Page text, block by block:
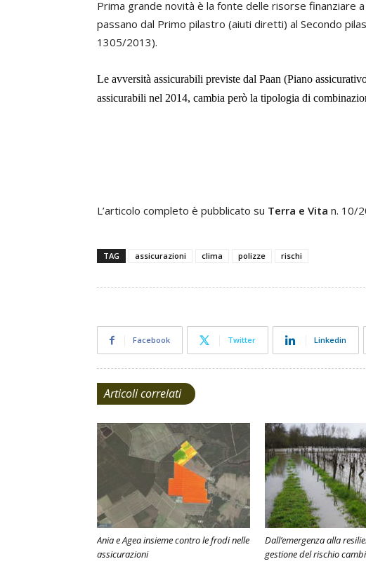
Prima grande novità è la fonte delle risorse finanziare
passano dal Primo pilastro (aiuti diretti) al Secondo
1305/2013).
Le avversità assicurabili previste dal Paan (Piano
assicurabili nel 2014, cambia però la tipologia di
L’articolo completo è pubblicato su Terra e Vita n. 10/
TAG assicurazioni clima polizze rischi
Facebook Twitter Linkedin
Articoli correlati
Ania e Agea insieme contro le frodi nelle
assicurazioni
Dall’emergenza alla
gestione del rischio